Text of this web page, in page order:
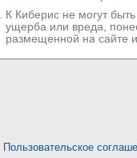
К Киберис не могут
ущерба или вреда,
размещенной на сайте
Пользовательское